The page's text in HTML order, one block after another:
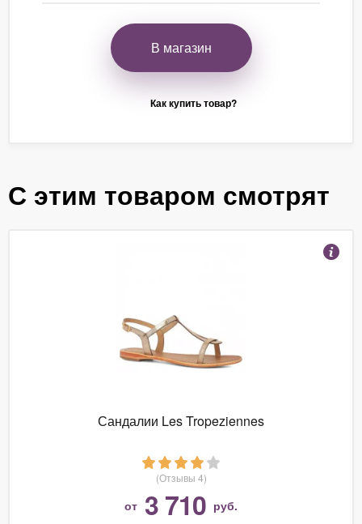
В магазин
Как купить товар?
С этим товаром смотрят
Сандалии Les Tropeziennes
(Отзывы 4)
от 3 710 руб.